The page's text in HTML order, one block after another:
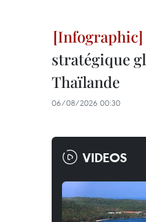
stratégique
Thaïlande
06/08/2026 00:30
VIDEOS